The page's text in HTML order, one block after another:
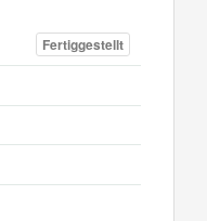
Fertiggestellt